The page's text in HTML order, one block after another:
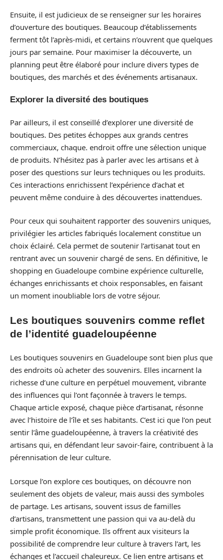
Ensuite, il est judicieux de se renseigner sur les horaires
d’ouverture des boutiques. Beaucoup d’établissements
ferment tôt l’après-midi, et certains n’ouvrent que quelques
jours par semaine. Pour maximiser la découverte, un
planning peut être élaboré pour inclure divers types de
boutiques, des marchés et des événements artisanaux.
Explorer la diversité des boutiques
Par ailleurs, il est conseillé d’explorer une diversité de
boutiques. Des petites échoppes aux grands centres
commerciaux, chaque. endroit offre une sélection unique
de produits. N’hésitez pas à parler avec les artisans et à
poser des questions sur leurs techniques ou les produits.
Ces interactions enrichissent l’expérience d’achat et
peuvent même conduire à des découvertes inattendues.
Pour ceux qui souhaitent rapporter des souvenirs uniques,
privilégier les articles fabriqués localement constitue un
choix éclairé. Cela permet de soutenir l’artisanat tout en
rentrant avec un souvenir chargé de sens. En définitive, le
shopping en Guadeloupe combine expérience culturelle,
échanges enrichissants et choix responsables, en faisant
un moment inoubliable lors de votre séjour.
Les boutiques souvenirs comme reflet
de l’identité guadeloupéenne
Les boutiques souvenirs en Guadeloupe sont bien plus que
des endroits où acheter des souvenirs. Elles incarnent la
richesse d’une culture en perpétuel mouvement, vibrante
des influences qui l’ont façonnée à travers le temps.
Chaque article exposé, chaque pièce d’artisanat, résonne
avec l’histoire de l’île et ses habitants. C’est ici que l’on peut
sentir l’âme guadeloupéenne, à travers la créativité des
artisans qui, en défendant leur savoir-faire, contribuent à la
pérennisation de leur culture.
Lorsque l’on explore ces boutiques, on découvre non
seulement des objets de valeur, mais aussi des symboles
de partage. Les artisans, souvent issus de familles
d’artisans, transmettent une passion qui va au-delà du
simple profit économique. Ils offrent aux visiteurs la
possibilité de comprendre leur culture à travers l’art, les
échanges et l’accueil chaleureux. Ce lien entre artisans et